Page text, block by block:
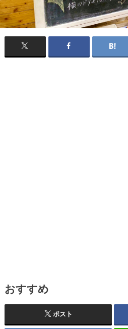
おすすめ
ポスト